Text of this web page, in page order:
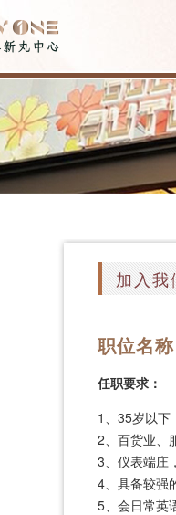
加入我
职位名称
任职要求：
1、35岁以下
2、百货业、
3、仪表端庄
4、具备较强
5、会日常英